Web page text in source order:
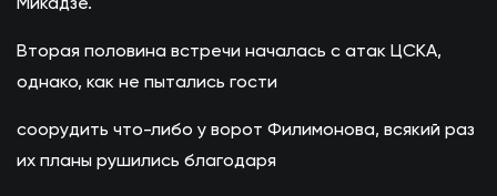
Вторая половина встречи началась с атак ЦСКА,
однако, как не пытались гости
соорудить что-либо у ворот Филимонова, всякий раз
их планы рушились благодаря